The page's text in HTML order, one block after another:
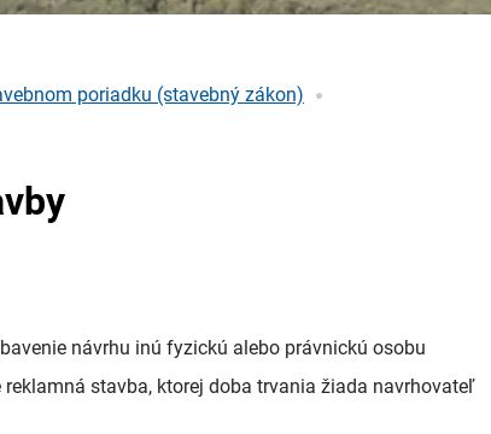
poriadku (stavebný zákon)
návrhu inú fyzickú alebo právnickú osobu
stavba, ktorej doba trvania žiada navrhovateľ